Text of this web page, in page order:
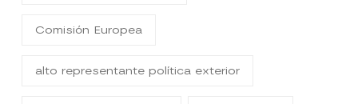
Comisión Europea
alto representante política exterior